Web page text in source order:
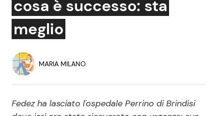
Dal Mondo
Economia
Persone Scomparse
Politica Reality e Talent
cosa è successo: sta
meglio
MARIA MILANO
Fedez ha lasciato l'ospedale Perrino di Brindisi